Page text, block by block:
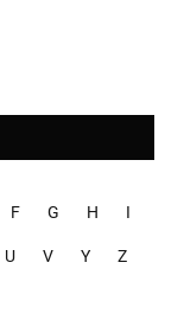
F G H I
U V Y Z